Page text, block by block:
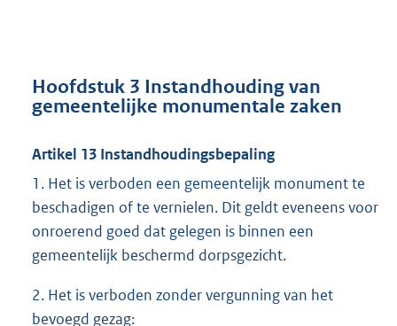
Hoofdstuk 3 Instandhouding van
gemeentelijke monumentale zaken
Artikel 13 Instandhoudingsbepaling
1. Het is verboden een gemeentelijk monument te
beschadigen of te vernielen. Dit geldt eveneens voor
onroerend goed dat gelegen is binnen een
gemeentelijk beschermd dorpsgezicht.
2. Het is verboden zonder vergunning van het
bevoegd gezag: